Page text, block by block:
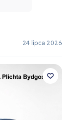
24 lipca 2026